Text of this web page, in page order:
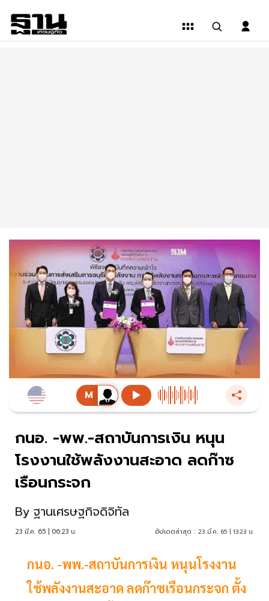
กนอ. -พพ.-สถาบันการเงิน หนุน
โรงงานใช้พลังงานสะอาด ลดก๊าซ
เรือนกระจก
By ฐานเศรษฐกิจดิจิทัล
23 มี.ค. 65 | 06:23 น. อัปเดตล่าสุด : 23 มี.ค. 65 | 13:23 น.
กนอ. -พพ.-สถาบันการเงิน หนุนโรงงาน
ใช้พลังงานสะอาด ลดก๊าซเรือนกระจก ตั้ง